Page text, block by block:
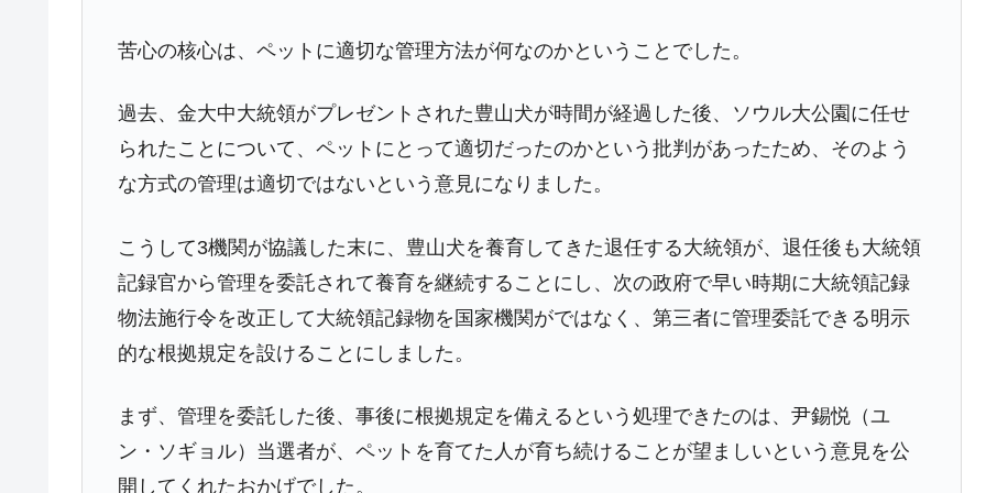
Fact1 奇跡の毛色「白毛馬」とは？
Fact1 全て勝つといくら？ 競馬GI競走で勝利騎手がもらえる賞金とは？
Fact1 平成仮面ライダーの意外すぎるモチーフとは？
発表から2日で大崩壊、鳴かず飛ばずに終わりそうなスーパーリーグとは？
Fact1 日本人マスターズ挑戦の歴史。松山以前に最高位だった選手とは？
Fact1 甲子園通算本塁打、最多の清原に次いで多く打っている意外な選手とは？
Fact1 セレクトセールの高額取引馬が稼いだ金額とは？
苦心の核心は、ペットに適切な管理方法が何なのかということでした。
過去、金大中大統領がプレゼントされた豊山犬が時間が経過した後、ソウル大公園に任せ
られたことについて、ペットにとって適切だったのかという批判があったため、そのよう
な方式の管理は適切ではないという意見になりました。
こうして3機関が協議した末に、豊山犬を養育してきた退任する大統領が、退任後も大統領
記録官から管理を委託されて養育を継続することにし、次の政府で早い時期に大統領記録
物法施行令を改正して大統領記録物を国家機関がではなく、第三者に管理委託できる明示
的な根拠規定を設けることにしました。
まず、管理を委託した後、事後に根拠規定を備えるという処理できたのは、尹錫悦（ユ
ン・ソギョル）当選者が、ペットを育てた人が育ち続けることが望ましいという意見を公
開してくれたおかげでした。